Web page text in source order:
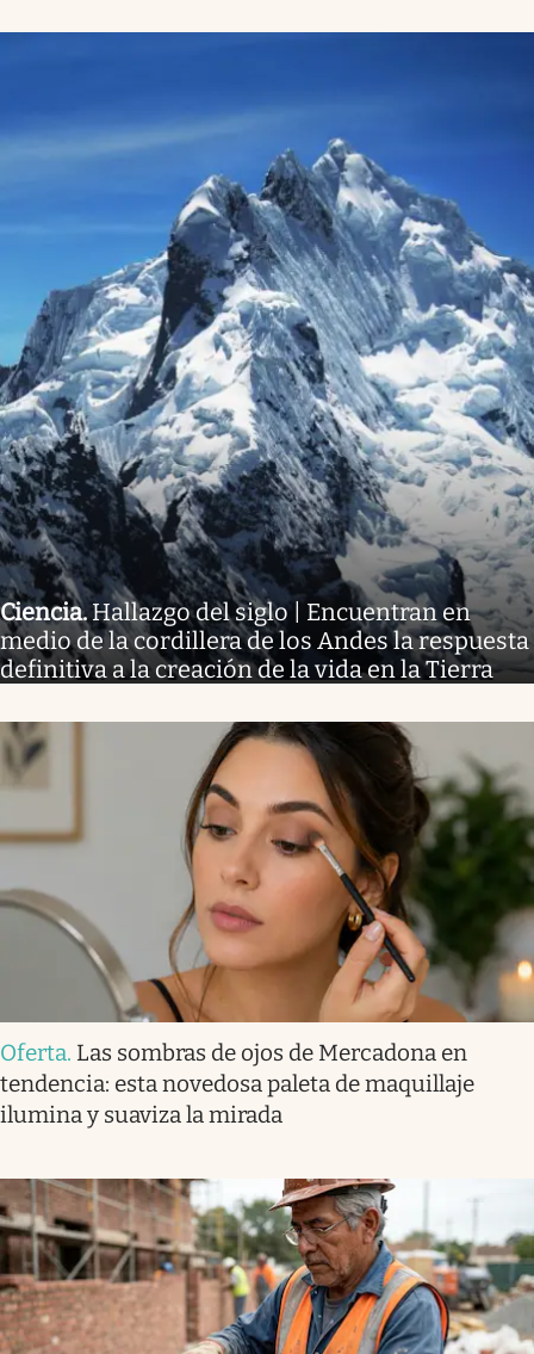
Ciencia.Hallazgo del siglo | Encuentran en
medio de la cordillera de los Andes la respuesta
definitiva a la creación de la vida en la Tierra
Oferta. Las sombras de ojos de Mercadona en
tendencia: esta novedosa paleta de maquillaje
ilumina y suaviza la mirada